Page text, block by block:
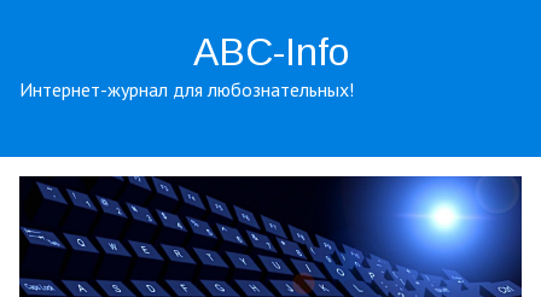
ABC-Info
Интернет-журнал для любознательных!